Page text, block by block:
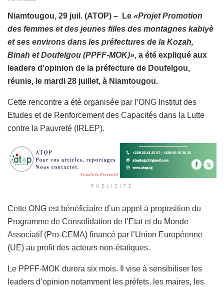
Niamtougou, 29 juil. (ATOP) – Le «Projet Promotion
des femmes et des jeunes filles des montagnes kabiyè
et ses environs dans les préfectures de la Kozah,
Binah et Doufelgou (PPFF-MOK)», a été expliqué aux
leaders d’opinion de la préfecture de Doufelgou,
réunis, le mardi 28 juillet, à Niamtougou.
Cette rencontre a été organisée par l’ONG Institut des
Etudes et de Renforcement des Capacités dans la Lutte
contre la Pauvreté (IRLEP).
PUBLICITÉ
Cette ONG est bénéficiaire d’un appel à proposition du
Programme de Consolidation de l’Etat et du Monde
Associatif (Pro-CEMA) financé par l’Union Européenne
(UE) au profit des acteurs non-étatiques.
Le PPFF-MOK durera six mois. Il vise à sensibiliser les
leaders d’opinion notamment les préfets, les maires, les